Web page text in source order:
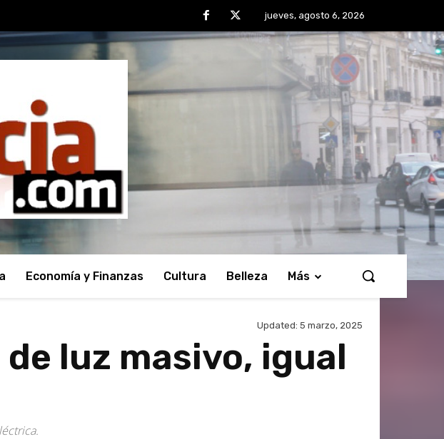
jueves, agosto 6, 2026
Economía y Finanzas Cultura Belleza Más
Updated: 5 marzo, 2025
luz masivo, igual